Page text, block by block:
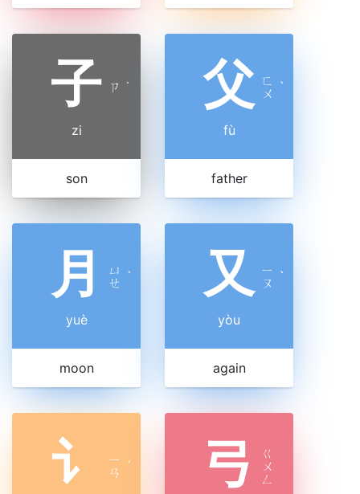
子 ㄗ ˙
zi
son
父 ㄈ
ㄨ ˋ
fù
father
月
ㄩ
ㄝ ˋ
yuè
moon
又 ㄧ
ㄡ ˋ
yòu
again
讠
ㄧ
ㄢ ˊ 弓
ㄍ
ㄨ
ㄥ